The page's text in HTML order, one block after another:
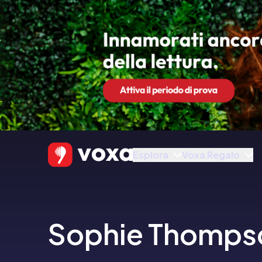
Esplora Voxa Regalo
Sophie